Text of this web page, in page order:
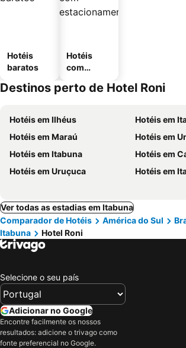
Hotéis
baratos
Hotéis
com
mento
Destinos perto de Hotel Roni
Hotéis em Ilhéus
Hotéis em
Hotéis em Maraú
Hotéis em
Hotéis em Itabuna
Hotéis em
Hotéis em Uruçuca
Hotéis em
Ver todas as estadias em Itabuna
Comparador de Hotéis
América do Sul
Itabuna
Hotel Roni
Selecione o seu país
Adicionar no Google
Encontre facilmente os nossos
resultados: adicione o trivago como
fonte preferencial no Google.